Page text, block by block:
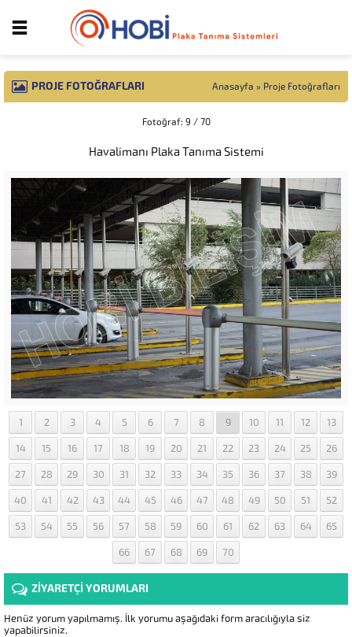
PROJE FOTOĞRAFLARI Anasayfa » Proje Fotoğrafları
Fotoğraf: 9 / 70
Havalimanı Plaka Tanıma Sistemi
1 2 3 4 5 6 7 8 9 10 11 12 13
14 15 16 17 18 19 20 21 22 23 24 25 26
27 28 29 30 31 32 33 34 35 36 37 38 39
40 41 42 43 44 45 46 47 48 49 50 51 52
53 54 55 56 57 58 59 60 61 62 63 64 65
66 67 68 69 70
ZİYARETÇİ YORUMLARI
Henüz yorum yapılmamış. İlk yorumu aşağıdaki form aracılığıyla siz
yapabilirsiniz.